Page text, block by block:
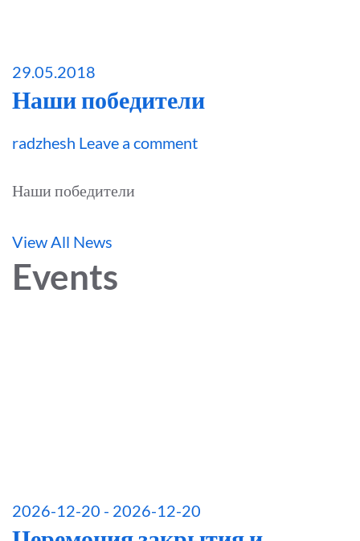
29.05.2018
​Наши победители
radzhesh Leave a comment
​Наши победители
View All News
Events
2026-12-20 - 2026-12-20